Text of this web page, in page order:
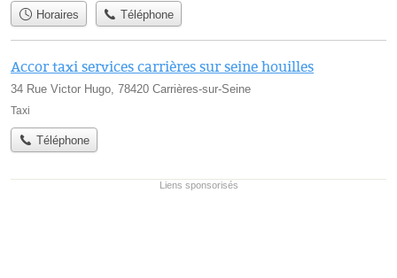
Horaires Téléphone
Accor taxi services carrières sur seine houilles
34 Rue Victor Hugo, 78420 Carrières-sur-Seine
Taxi
Téléphone